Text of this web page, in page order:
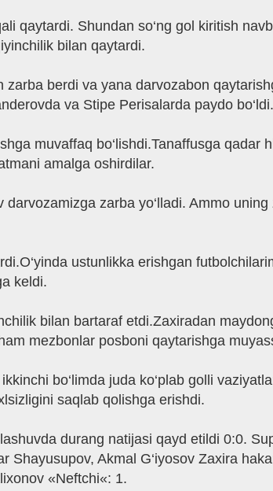
qaytardi. Shundan so‘ng gol kiritish
bilan qaytardi.
zarba berdi va yana darvozabon
va Stipe Perisalarda paydo bo‘ldi.
muvaffaq bo‘lishdi.Tanaffusga qadar
amalga oshirdilar.
darvozamizga zarba yo‘lladi. Ammo
ustunlikka erishgan
keldi.
bilan bartaraf etdi.Zaxiradan
mezbonlar posboni qaytarishga
bo‘limda juda ko‘plab golli
saqlab qolishga erishdi.
durang natijasi qayd etildi 0:0.
Shayusupov, Akmal G‘iyosov Zaxira
«Neftchi«: 1.